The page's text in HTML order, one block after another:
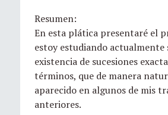
Resumen:
En esta plática presentaré el
estoy estudiando actualmente
existencia de sucesiones
términos, que de manera
aparecido en algunos de mis
anteriores.